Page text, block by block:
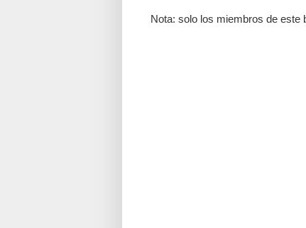
Nota: solo los miembros de este